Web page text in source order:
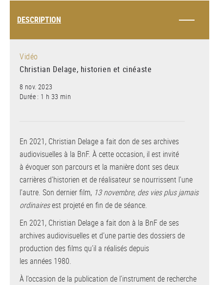
DESCRIPTION
Vidéo
Christian Delage, historien et cinéaste
8 nov. 2023
Durée : 1 h 33 min
En 2021, Christian Delage a fait don de ses archives
audiovisuelles à la BnF. À cette occasion, il est invité
à évoquer son parcours et la manière dont ses deux
carrières d’historien et de réalisateur se nourrissent l’une
l’autre. Son dernier film, 13 novembre, des vies plus jamais
ordinairesest projeté en fin de de séance.
En 2021, Christian Delage a fait don à la BnF de ses
archives audiovisuelles et d’une partie des dossiers de
production des films qu’il a réalisés depuis
les années 1980.
À l’occasion de la publication de l’instrument de recherche